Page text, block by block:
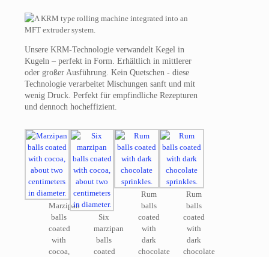
Unsere KRM-Technologie verwandelt Kegel in
Kugeln – perfekt in Form. Erhältlich in mittlerer
oder großer Ausführung. Kein Quetschen - diese
Technologie verarbeitet Mischungen sanft und mit
wenig Druck. Perfekt für empfindliche Rezepturen
und dennoch hocheffizient.
Marzipan
balls
coated
with
cocoa,
Six
marzipan
balls
coated
Rum
balls
coated
with
dark
chocolate
Rum
balls
coated
with
dark
chocolate